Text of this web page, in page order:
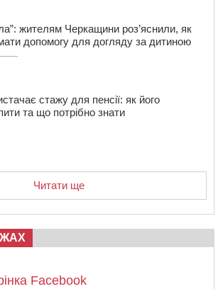
жителям Черкащини роз’яснили, як
допомогу для догляду за дитиною
стажу для пенсії: як його
та що потрібно знати
Читати ще
Facebook